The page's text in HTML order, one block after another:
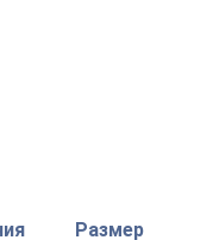
Размер